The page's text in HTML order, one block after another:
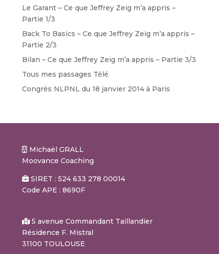
Le Garant – Ce que Jeffrey Zeig m’a appris –
Partie 1/3
Back To Basics – Ce que Jeffrey Zeig m’a appris –
Partie 2/3
Bilan – Ce que Jeffrey Zeig m’a appris – Partie 3/3
Tous mes passages Télé
Congrès NLPNL du 18 janvier 2014 à Paris
Michaël GRALL
Moovance Coaching
SIRET : 524 633 278 00014
Code APE : 8690F
5 avenue Commandant Taillandier
Résidence F. Mistral
31100 TOULOUSE